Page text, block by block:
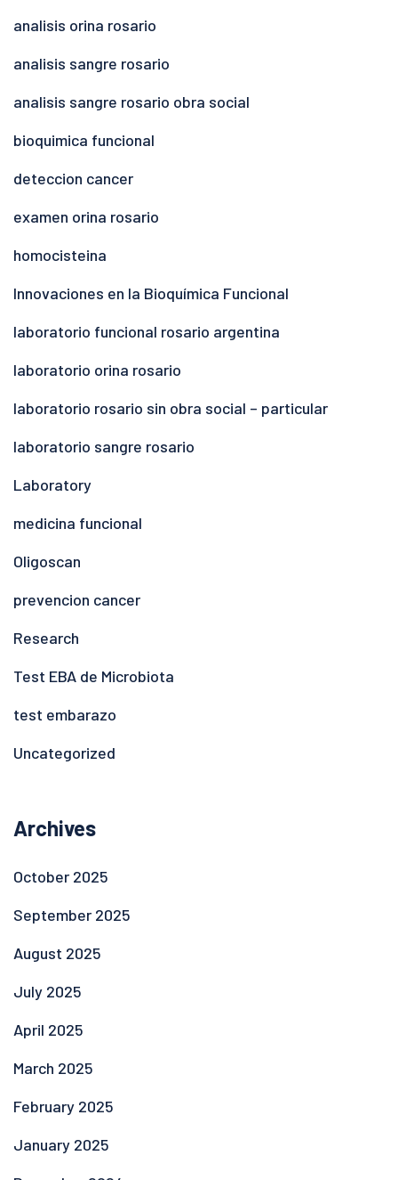
analisis orina rosario
analisis sangre rosario
analisis sangre rosario obra social
bioquimica funcional
deteccion cancer
examen orina rosario
homocisteina
Innovaciones en la Bioquímica Funcional
laboratorio funcional rosario argentina
laboratorio orina rosario
laboratorio rosario sin obra social – particular
laboratorio sangre rosario
Laboratory
medicina funcional
Oligoscan
prevencion cancer
Research
Test EBA de Microbiota
test embarazo
Uncategorized
Archives
October 2025
September 2025
August 2025
July 2025
April 2025
March 2025
February 2025
January 2025